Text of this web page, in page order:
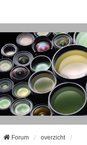
Forum overzicht